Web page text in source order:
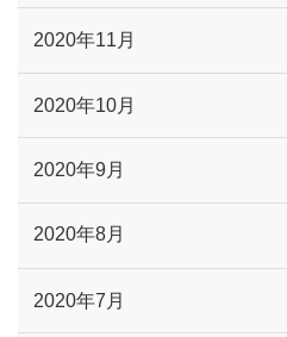
2020年11月
2020年10月
2020年9月
2020年8月
2020年7月